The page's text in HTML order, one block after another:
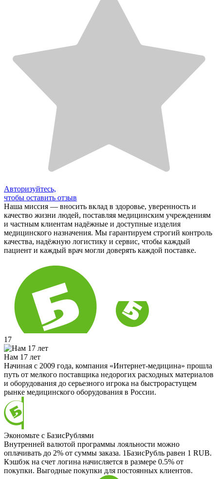
Авторизуйтесь,
чтобы оставить отзыв
Наша миссия — вносить вклад в здоровье, уверенность и
качество жизни людей, поставляя медицинским учреждениям
и частным клиентам надёжные и доступные изделия
медицинского назначения. Мы гарантируем строгий контроль
качества, надёжную логистику и сервис, чтобы каждый
пациент и каждый врач могли доверять каждой поставке.
17
Нам 17 лет
Начиная с 2009 года, компания «Интернет-медицина» прошла
путь от мелкого поставщика недорогих расходных материалов
и оборудования до серьезного игрока на быстрорастущем
рынке медицинского оборудования в России.
Экономьте с БазисРублями
Внутренней валютой программы лояльности можно
оплачивать до 2% от суммы заказа. 1БазисРубль равен 1 RUB.
Кэшбэк на счет логина начисляется в размере 0.5% от
покупки. Выгодные покупки для постоянных клиентов.